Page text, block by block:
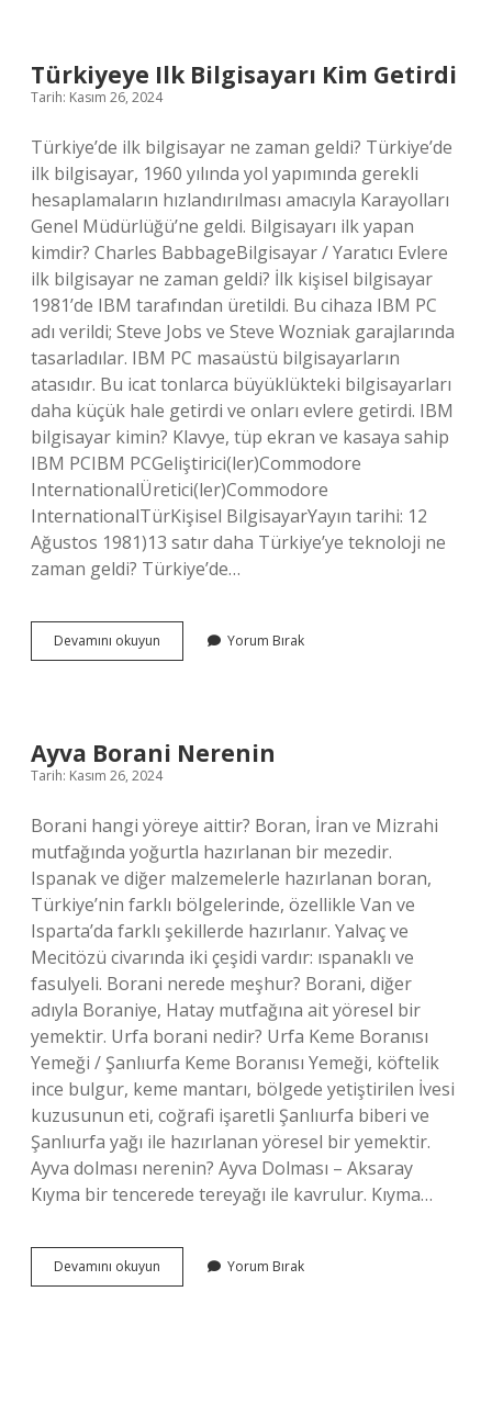
Türkiyeye Ilk Bilgisayarı Kim Getirdi
Tarih: Kasım 26, 2024
Türkiye’de ilk bilgisayar ne zaman geldi? Türkiye’de
ilk bilgisayar, 1960 yılında yol yapımında gerekli
hesaplamaların hızlandırılması amacıyla Karayolları
Genel Müdürlüğü’ne geldi. Bilgisayarı ilk yapan
kimdir? Charles BabbageBilgisayar / Yaratıcı Evlere
ilk bilgisayar ne zaman geldi? İlk kişisel bilgisayar
1981’de IBM tarafından üretildi. Bu cihaza IBM PC
adı verildi; Steve Jobs ve Steve Wozniak garajlarında
tasarladılar. IBM PC masaüstü bilgisayarların
atasıdır. Bu icat tonlarca büyüklükteki bilgisayarları
daha küçük hale getirdi ve onları evlere getirdi. IBM
bilgisayar kimin? Klavye, tüp ekran ve kasaya sahip
IBM PCIBM PCGeliştirici(ler)Commodore
InternationalÜretici(ler)Commodore
InternationalTürKişisel BilgisayarYayın tarihi: 12
Ağustos 1981)13 satır daha Türkiye’ye teknoloji ne
zaman geldi? Türkiye’de…
Devamını okuyun Türkiyeye
Ilk
Yorum Bırak
Ayva Borani Nerenin
Tarih: Kasım 26, 2024
Borani hangi yöreye aittir? Boran, İran ve Mizrahi
mutfağında yoğurtla hazırlanan bir mezedir.
Ispanak ve diğer malzemelerle hazırlanan boran,
Türkiye’nin farklı bölgelerinde, özellikle Van ve
Isparta’da farklı şekillerde hazırlanır. Yalvaç ve
Mecitözü civarında iki çeşidi vardır: ıspanaklı ve
fasulyeli. Borani nerede meşhur? Borani, diğer
adıyla Boraniye, Hatay mutfağına ait yöresel bir
yemektir. Urfa borani nedir? Urfa Keme Boranısı
Yemeği / Şanlıurfa Keme Boranısı Yemeği, köftelik
ince bulgur, keme mantarı, bölgede yetiştirilen İvesi
kuzusunun eti, coğrafi işaretli Şanlıurfa biberi ve
Şanlıurfa yağı ile hazırlanan yöresel bir yemektir.
Ayva dolması nerenin? Ayva Dolması – Aksaray
Kıyma bir tencerede tereyağı ile kavrulur. Kıyma…
Devamını okuyun
Borani
Yorum Bırak